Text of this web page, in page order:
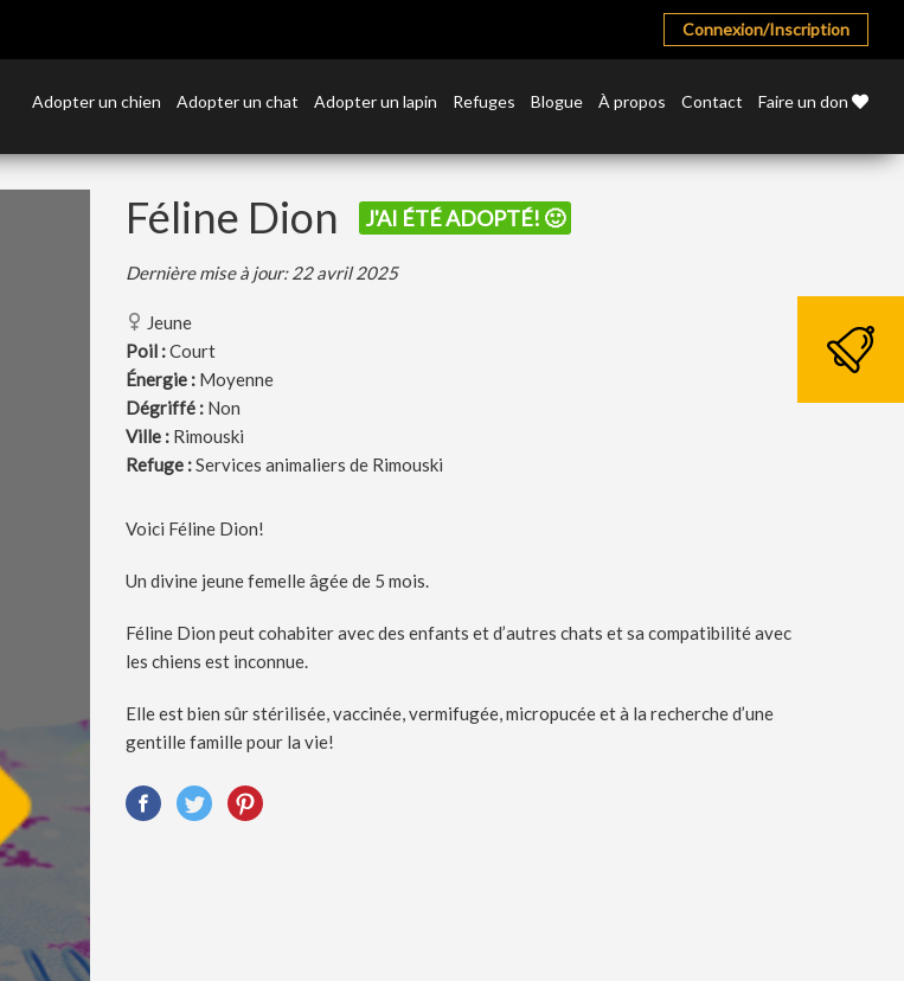
Connexion/Inscription
Adopter un chien Adopter un chat Adopter un lapin Refuges Blogue À propos Contact Faire un don
Féline Dion J'AI ÉTÉ ADOPTÉ! 🙂
Dernière mise à jour: 22 avril 2025
Jeune
Poil :Court
Énergie : Moyenne
Dégriffé : Non
Ville : Rimouski
Refuge :Services animaliers de Rimouski
Voici Féline Dion!
Un divine jeune femelle âgée de 5 mois.
Féline Dion peut cohabiter avec des enfants et d’autres chats et sa compatibilité avec
les chiens est inconnue.
Elle est bien sûr stérilisée, vaccinée, vermifugée, micropucée et à la recherche d’une
gentille famille pour la vie!